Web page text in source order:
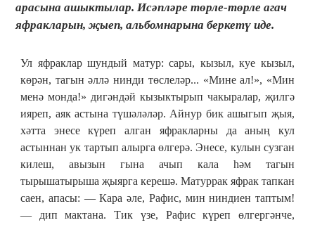
арасына ашыктылар. Исәпләре төрле-төрле агач
яфракларын, җыеп, альбомнарына беркетү иде.
Ул яфраклар шундый матур: сары, кызыл, куе кызыл,
көрән, тагын әллә нинди төслеләр... «Мине ал!», «Мин
менә монда!» дигәндәй кызыктырып чакыралар, җилгә
ияреп, аяк астына түшәләләр. Айнур бик ашыгып җыя,
хәтта энесе күреп алган яфракларны да аның кул
астыннан ук тартып алырга өлгерә. Энесе, кулын сузган
килеш, авызын гына ачып кала һәм тагын
тырышатырыша җыярга керешә. Матуррак яфрак тапкан
саен, апасы: — Кара әле, Рафис, мин ниндиен таптым!
— дип мактана. Тик үзе, Рафис күреп өлгергәнче,